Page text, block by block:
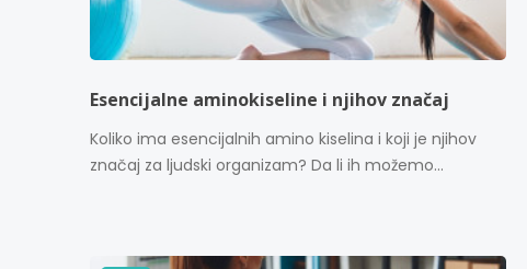
Esencijalne aminokiseline i njihov značaj
Koliko ima esencijalnih amino kiselina i koji je njihov
značaj za ljudski organizam? Da li ih možemo...